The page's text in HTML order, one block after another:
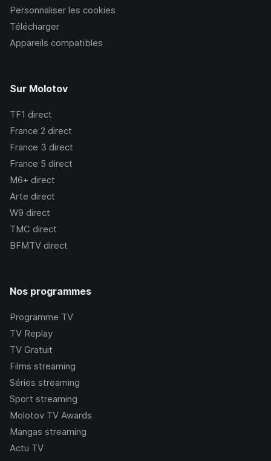
Personnaliser les cookies
Télécharger
Appareils compatibles
Sur Molotov
TF1 direct
France 2 direct
France 3 direct
France 5 direct
M6+ direct
Arte direct
W9 direct
TMC direct
BFMTV direct
Nos programmes
Programme TV
TV Replay
TV Gratuit
Films streaming
Séries streaming
Sport streaming
Molotov TV Awards
Mangas streaming
Actu TV